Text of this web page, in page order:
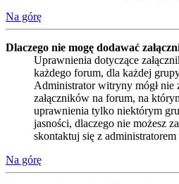
Na górę
Dlaczego nie mogę dodawać
Uprawnienia dotyczące
każdego forum, dla każdej
Administrator witryny mógł nie
załączników na forum, na
uprawnienia tylko niektórym
jasności, dlaczego nie możesz
skontaktuj się z
Na górę